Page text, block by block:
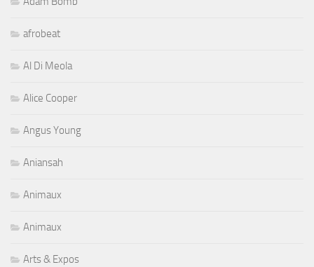
afrobeat
Al Di Meola
Alice Cooper
Angus Young
Aniansah
Animaux
Animaux
Arts & Expos